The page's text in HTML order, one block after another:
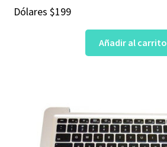
Dólares $199
Añadir al carrito